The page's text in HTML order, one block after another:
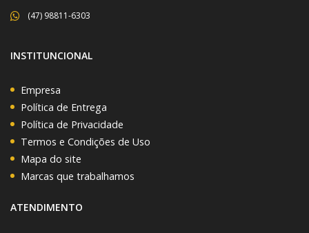
(47) 98811-6303
INSTITUNCIONAL
Empresa
Política de Entrega
Política de Privacidade
Termos e Condições de Uso
Mapa do site
Marcas que trabalhamos
ATENDIMENTO